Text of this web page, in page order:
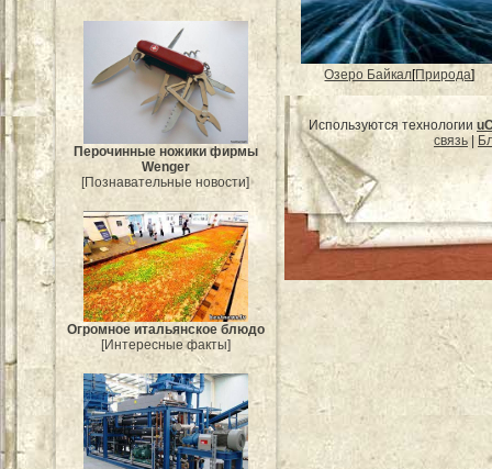
Перочинные ножики фирмы
Wenger
[Познавательные новости]
Огромное итальянское блюдо
[Интересные факты]
Озеро Байкал[Природа]
Используются технологии
связь